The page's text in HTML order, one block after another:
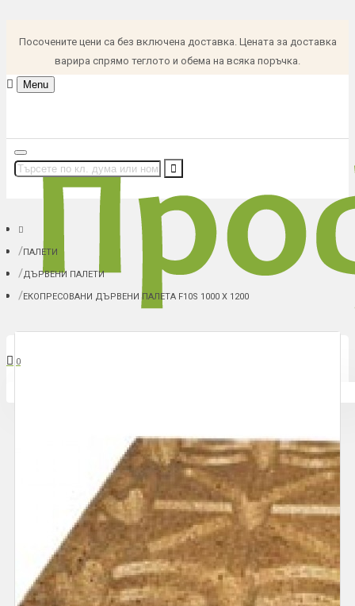
Посочените цени са без включена доставка. Цената за доставка
варира спрямо теглото и обема на всяка поръчка.
Menu
0
ПАЛЕТИ
ДЪРВЕНИ ПАЛЕТИ
ЕКОПРЕСОВАНИ ДЪРВЕНИ ПАЛЕТА F10S 1000 Х 1200